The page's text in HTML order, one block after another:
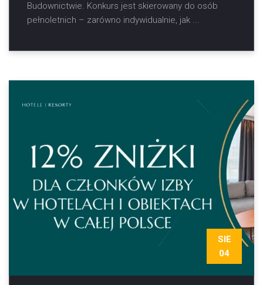
Budownictwie. Konkurs jest skierowany do osób
pełnoletnich – zarówno indywidualnie, jak ...
SIE
04